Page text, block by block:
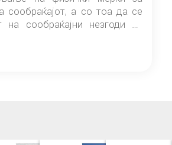
сообраќајот, а со тоа да се
на сообраќајни незгоди на